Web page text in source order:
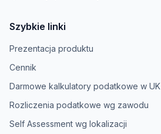
Szybkie linki
Prezentacja produktu
Cennik
Darmowe kalkulatory podatkowe w UK
Rozliczenia podatkowe wg zawodu
Self Assessment wg lokalizacji